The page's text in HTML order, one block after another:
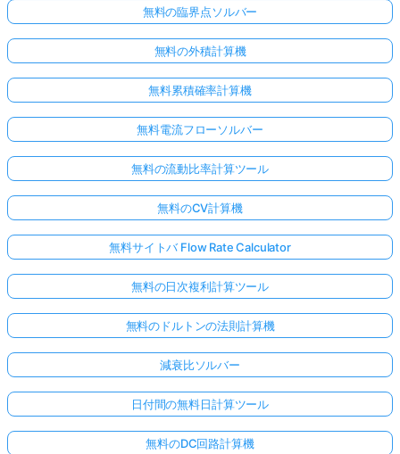
無料の臨界点ソルバー
無料の外積計算機
無料累積確率計算機
無料電流フローソルバー
無料の流動比率計算ツール
無料のCV計算機
無料サイトバ Flow Rate Calculator
無料の日次複利計算ツール
無料のドルトンの法則計算機
減衰比ソルバー
日付間の無料日計算ツール
無料のDC回路計算機